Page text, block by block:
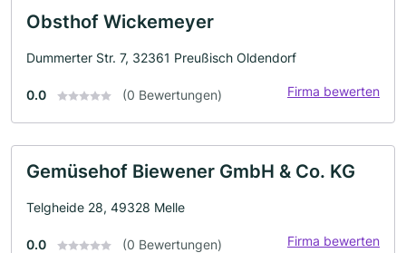
Obsthof Wickemeyer
Dummerter Str. 7, 32361 Preußisch Oldendorf
0.0 (0 Bewertungen) Firma bewerten
Gemüsehof Biewener GmbH & Co. KG
Telgheide 28, 49328 Melle
0.0 (0 Bewertungen) Firma bewerten